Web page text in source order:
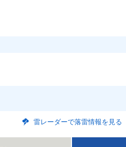
雷レーダーで落雷情報を見る